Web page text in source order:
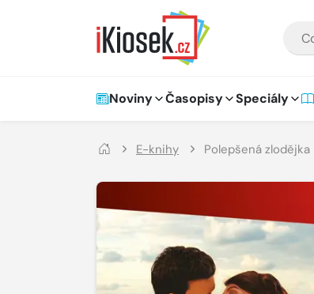
Hlavní navigace
Noviny Časopisy Speciály
E-knihy Polepšená zlodějka